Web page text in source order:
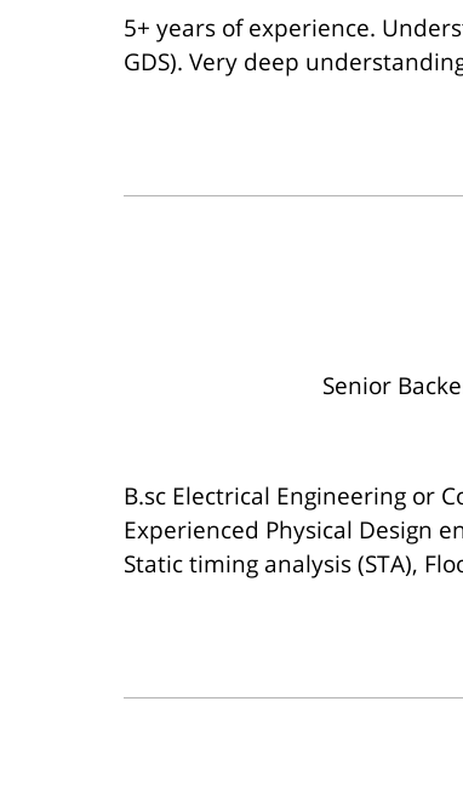
5+ years of experience.
GDS). Very deep
B.sc Electrical Engineering or
Experienced Physical Design
Static timing analysis (STA),